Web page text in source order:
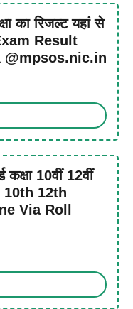
का रिजल्ट यहां से
Result
@mpsos.nic.in
10वीं 12वीं
10th 12th
Via Roll